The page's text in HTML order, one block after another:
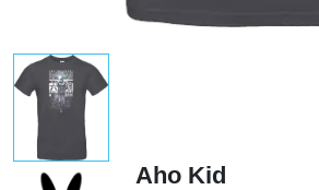
Aho Kid